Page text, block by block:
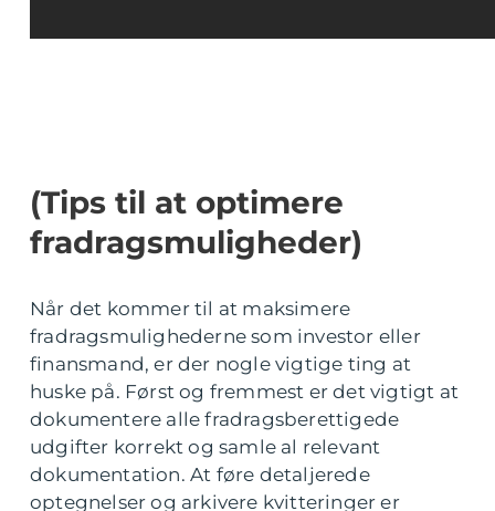
(Tips til at optimere
fradragsmuligheder)
Når det kommer til at maksimere
fradragsmulighederne som investor eller
finansmand, er der nogle vigtige ting at
huske på. Først og fremmest er det vigtigt at
dokumentere alle fradragsberettigede
udgifter korrekt og samle al relevant
dokumentation. At føre detaljerede
optegnelser og arkivere kvitteringer er